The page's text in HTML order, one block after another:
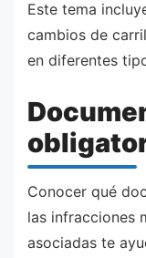
Este tema
cambios de
en diferentes
Conocer qué
las infracciones
asociadas te